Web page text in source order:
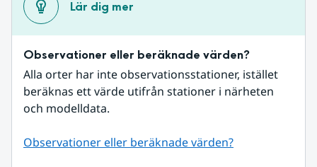
Lär dig mer
Observationer eller beräknade värden?
Alla orter har inte observationsstationer, istället
beräknas ett värde utifrån stationer i närheten
och modelldata.
Observationer eller beräknade värden?